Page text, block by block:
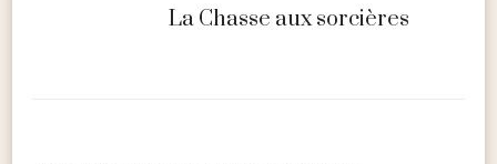
La Chasse aux sorcières